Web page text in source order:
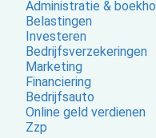
Administratie &
Belastingen
Investeren
Bedrijfsverzekeringen
Marketing
Financiering
Bedrijfsauto
Online geld verdienen
Zzp